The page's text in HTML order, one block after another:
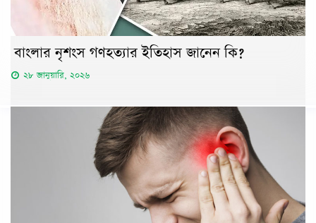
বাংলার নৃশংস গণহত্যার ইতিহাস জানেন কি?
২৮ জানুয়ারি, ২০২৬